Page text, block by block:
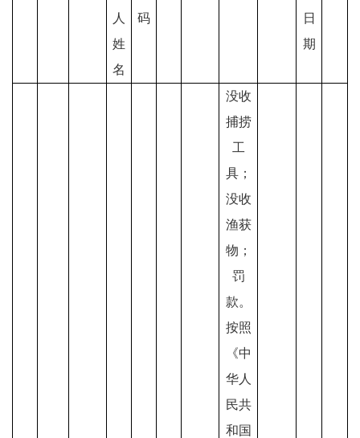
人
姓
名
码
日
期
没收
捕捞
工
具；
没收
渔获
物；
罚
款。
按照
《中
华人
民共
和国